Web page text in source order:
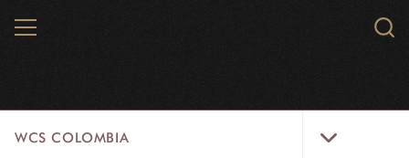
MENU
WCS COLOMBIA